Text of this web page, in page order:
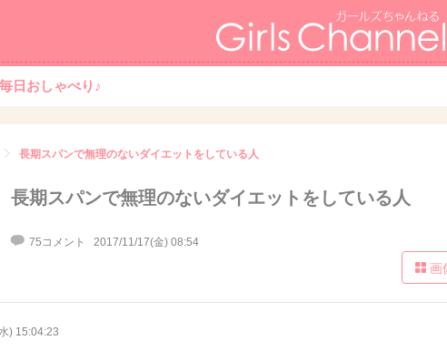
日おしゃべり♪
長期スパンで無理のないダイエットをしている人
長期スパンで無理のないダイエットをしている人
75コメント 2017/11/17(金) 08:54
画
) 15:04:23